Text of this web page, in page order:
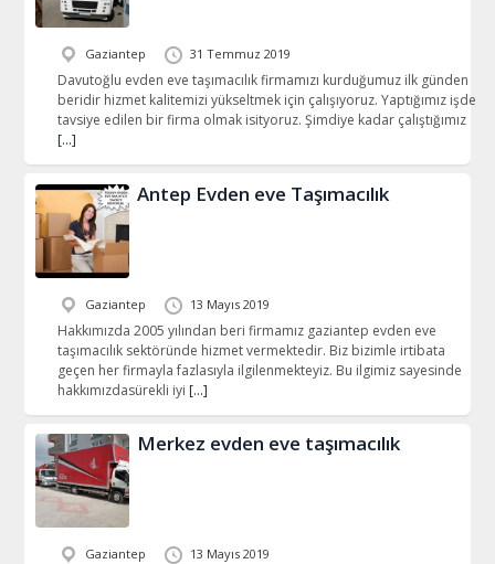
Gaziantep 31 Temmuz 2019
Davutoğlu evden eve taşımacılık firmamızı kurduğumuz ilk günden
beridir hizmet kalitemizi yükseltmek için çalışıyoruz. Yaptığımız işde
tavsiye edilen bir firma olmak isityoruz. Şimdiye kadar çalıştığımız
[…]
Antep Evden eve Taşımacılık
Gaziantep 13 Mayıs 2019
Hakkımızda 2005 yılından beri firmamız gaziantep evden eve
taşımacılık sektöründe hizmet vermektedir. Biz bizimle irtibata
geçen her firmayla fazlasıyla ilgilenmekteyiz. Bu ilgimiz sayesinde
hakkımızdasürekli iyi […]
Merkez evden eve taşımacılık
Gaziantep 13 Mayıs 2019